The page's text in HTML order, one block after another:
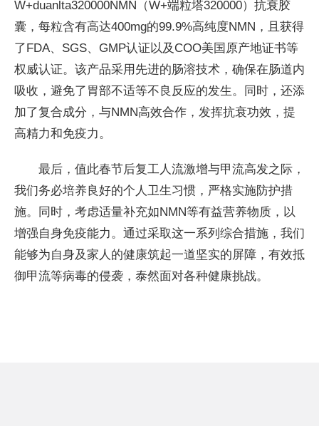
W+duanlta320000NMN（W+端粒塔320000）抗衰胶
囊，每粒含有高达400mg的99.9%高纯度NMN，且获得
了FDA、SGS、GMP认证以及COO美国原产地证书等
权威认证。该产品采用先进的肠溶技术，确保在肠道内
吸收，避免了胃部不适等不良反应的发生。同时，还添
加了复合成分，与NMN高效合作，发挥抗衰功效，提
高精力和免疫力。
最后，值此春节后复工人流激增与甲流高发之际，
我们务必培养良好的个人卫生习惯，严格实施防护措
施。同时，考虑适量补充如NMN等有益营养物质，以
增强自身免疫能力。通过采取这一系列综合措施，我们
能够为自身及家人的健康筑起一道坚实的屏障，有效抵
御甲流等病毒的侵袭，泰然面对各种健康挑战。